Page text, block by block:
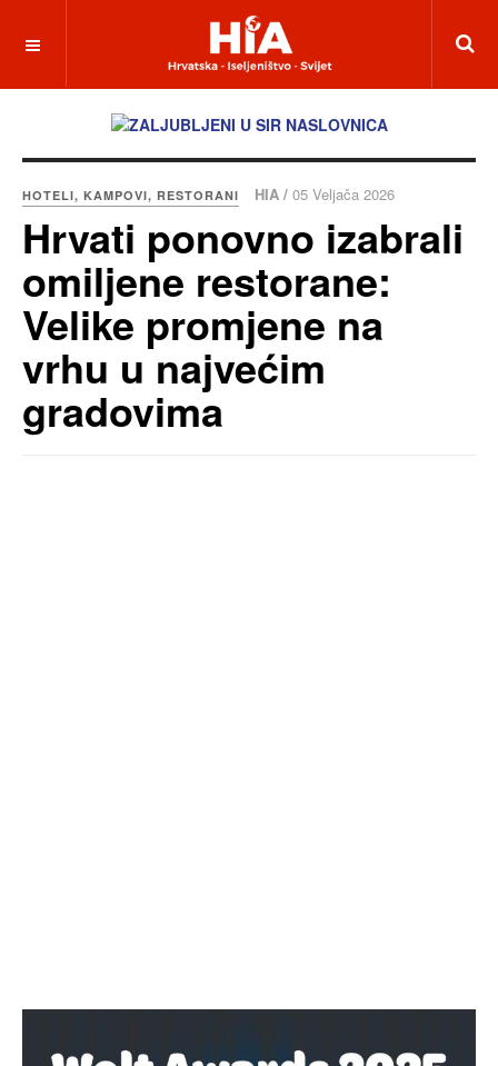
HOTELI, KAMPOVI, RESTORANI HIA / 05 Veljača 2026
Hrvati ponovno izabrali
omiljene restorane:
Velike promjene na
vrhu u najvećim
gradovima